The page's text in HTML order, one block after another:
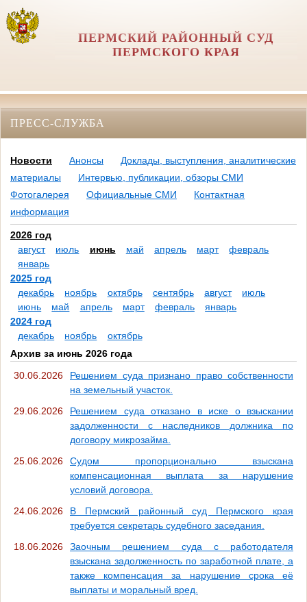
ПЕРМСКИЙ РАЙОННЫЙ СУД
ПЕРМСКОГО КРАЯ
ПРЕСС-СЛУЖБА
Новости Анонсы
Доклады, выступления, аналитические
материалы
Интервью, публикации, обзоры СМИ
Фотогалерея
Официальные СМИ
Контактная
информация
2026 год
август
июль июнь май апрель март
февраль
январь
2025 год
декабрь
ноябрь октябрь сентябрь август
июль
июнь
май апрель март февраль
январь
2024 год
декабрь
ноябрь
октябрь
Архив за июнь 2026 года
30.06.2026
Решением суда признано право собственности
на земельный участок.
29.06.2026
Решением суда отказано в иске о взыскании
задолженности с наследников должника по
договору микрозайма.
25.06.2026
Судом пропорционально взыскана
компенсационная выплата за нарушение
условий договора.
24.06.2026
В Пермский районный суд Пермского края
требуется секретарь судебного заседания.
18.06.2026
Заочным решением суда с работодателя
взыскана задолженность по заработной плате, а
также компенсация за нарушение срока её
выплаты и моральный вред.